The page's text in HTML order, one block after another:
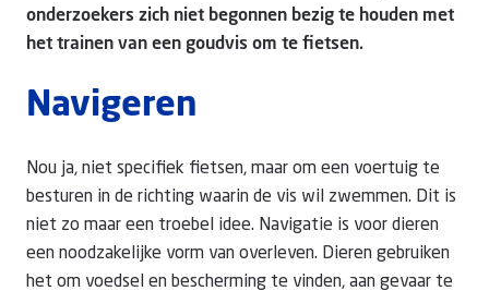
onderzoekers zich niet begonnen bezig te houden met
het trainen van een goudvis om te fietsen.
Navigeren
Nou ja, niet specifiek fietsen, maar om een voertuig te
besturen in de richting waarin de vis wil zwemmen. Dit is
niet zo maar een troebel idee. Navigatie is voor dieren
een noodzakelijke vorm van overleven. Dieren gebruiken
het om voedsel en bescherming te vinden, aan gevaar te